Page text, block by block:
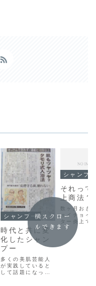
シャンプー
時代と共に変
化したシャン
プー
多くの美肌芸能人
が実践していると
して話題になっ
シャンプ
それって
上商法？
数ヶ月お
ョイチョイ
ター炎上で
る 上西小
員！ しか
とは全く関
いような事
横スクロー
ルできます